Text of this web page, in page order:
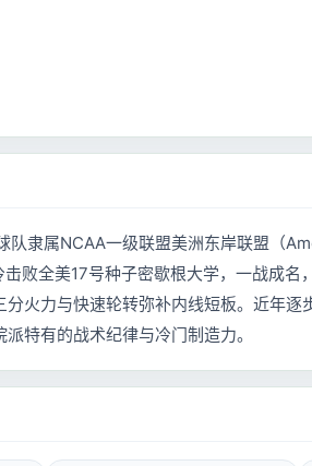
队隶属NCAA一级联盟美洲东岸联盟（
败全美17号种子密歇根大学，一战成名
火力与快速轮转弥补内线短板。近年
特有的战术纪律与冷门制造力。